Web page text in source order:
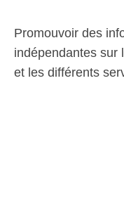
Promouvoir des
indépendantes sur
et les différents